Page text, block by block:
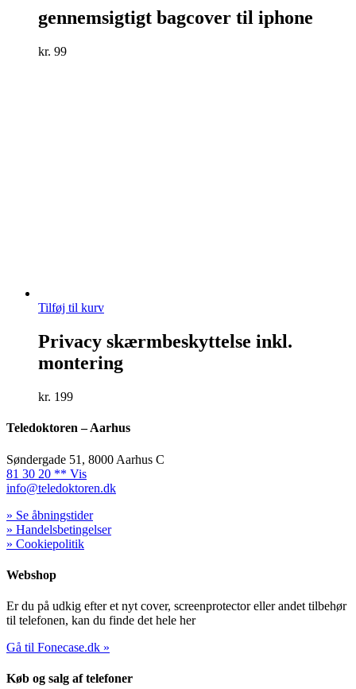
gennemsigtigt bagcover til iphone
kr. 99
Tilføj til kurv
Privacy skærmbeskyttelse inkl.
montering
kr. 199
Teledoktoren – Aarhus
Søndergade 51, 8000 Aarhus C
81 30 20 ** Vis
info@teledoktoren.dk
» Se åbningstider
» Handelsbetingelser
» Cookiepolitik
Webshop
Er du på udkig efter et nyt cover, screenprotector eller andet tilbehør
til telefonen, kan du finde det hele her
Gå til Fonecase.dk »
Køb og salg af telefoner